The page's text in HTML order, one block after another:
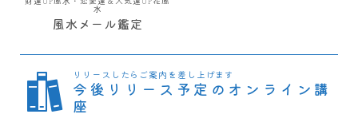
財運UP風水・恋愛運＆人気運UP花風
水
風水メール鑑定
リリースしたらご案内を差し上げます
今後リリース予定のオンライン講
座